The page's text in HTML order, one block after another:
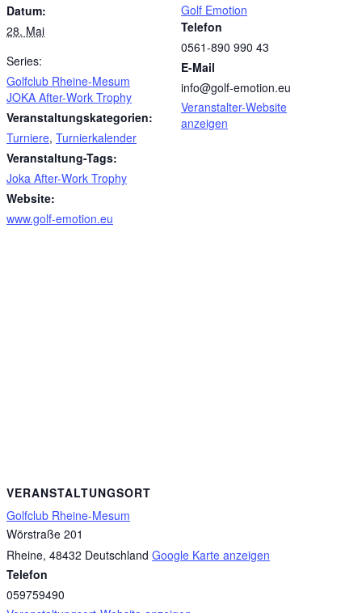
Datum:
28. Mai
Series:
Golfclub Rheine-Mesum
JOKA After-Work Trophy
Veranstaltungskategorien:
Turniere, Turnierkalender
Veranstaltung-Tags:
Joka After-Work Trophy
Website:
www.golf-emotion.eu
Golf Emotion
Telefon
0561-890 990 43
E-Mail
info@golf-emotion.eu
Veranstalter-Website
anzeigen
VERANSTALTUNGSORT
Golfclub Rheine-Mesum
Wörstraße 201
Rheine, 48432 Deutschland Google Karte anzeigen
Telefon
059759490